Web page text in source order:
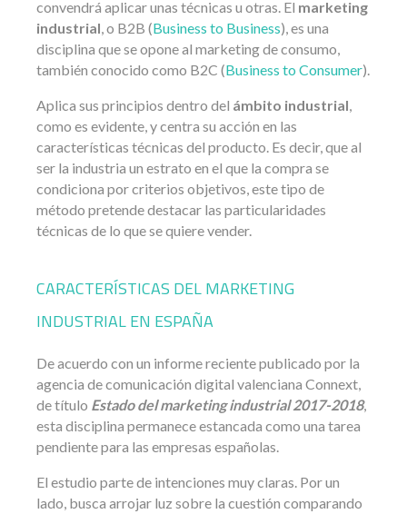
convendrá aplicar unas técnicas u otras. El marketing
industrial, o B2B (Business to Business), es una
disciplina que se opone al marketing de consumo,
también conocido como B2C (Business to Consumer).
Aplica sus principios dentro del ámbito industrial,
como es evidente, y centra su acción en las
características técnicas del producto. Es decir, que al
ser la industria un estrato en el que la compra se
condiciona por criterios objetivos, este tipo de
método pretende destacar las particularidades
técnicas de lo que se quiere vender.
CARACTERÍSTICAS DEL MARKETING
INDUSTRIAL EN ESPAÑA
De acuerdo con un informe reciente publicado por la
agencia de comunicación digital valenciana Connext,
de título Estado del marketing industrial 2017-2018,
esta disciplina permanece estancada como una tarea
pendiente para las empresas españolas.
El estudio parte de intenciones muy claras. Por un
lado, busca arrojar luz sobre la cuestión comparando